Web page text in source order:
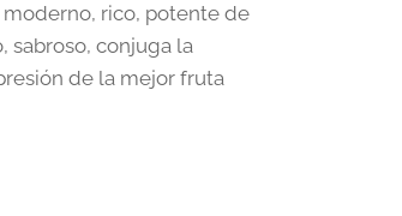
rico, potente de
sabroso, conjuga la
de la mejor fruta